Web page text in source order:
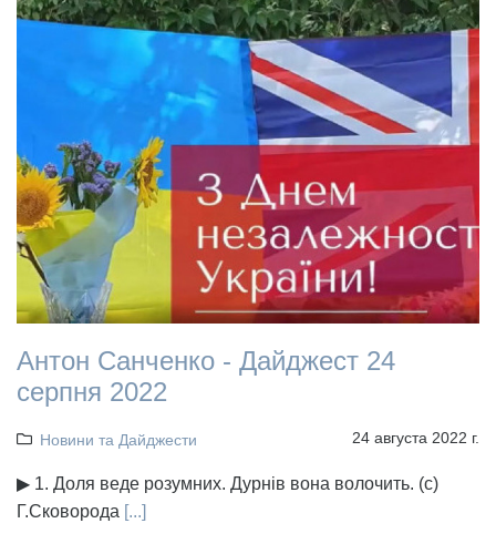
Антон Санченко - Дайджест 24
серпня 2022
Новини та Дайджести 24 августа 2022 г.
▶ 1. Доля веде розумних. Дурнів вона волочить. (с)
Г.Сковорода [...]